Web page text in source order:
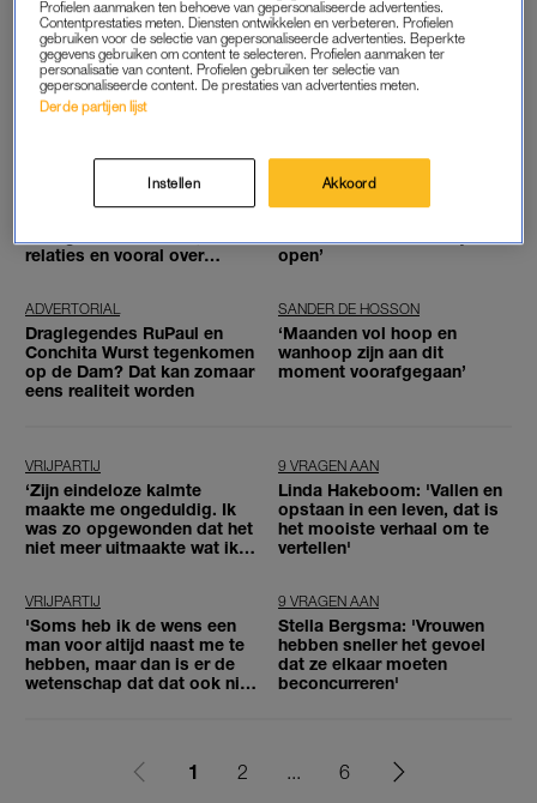
ADVERTORIAL
Amaya zat vast op Madeira
door noodweer: 'We zaten
op de grond tussen
honderden gestrande
reizigers'
SANDER DE HOSSON
‘Op deze ogenschijnlijk
gewone avond danst ze voor
de laatste keer, en het is
fenomenaal’
relaties en vooral over
VRIJPARTIJ
open’
ADVERTORIAL
Draglegendes RuPaul en
Conchita Wurst tegenkomen
op de Dam? Dat kan zomaar
eens realiteit worden
SANDER DE HOSSON
‘Maanden vol hoop en
wanhoop zijn aan dit
moment voorafgegaan’
VRIJPARTIJ
‘Zijn eindeloze kalmte
maakte me ongeduldig. Ik
was zo opgewonden dat het
niet meer uitmaakte wat ik
9 VRAGEN AAN
Linda Hakeboom: 'Vallen en
opstaan in een leven, dat is
het mooiste verhaal om te
vertellen'
VRIJPARTIJ
'Soms heb ik de wens een
man voor altijd naast me te
hebben, maar dan is er de
wetenschap dat dat ook niet
9 VRAGEN AAN
Stella Bergsma: 'Vrouwen
hebben sneller het gevoel
dat ze elkaar moeten
beconcurreren'
1 2 ... 6
Profielen aanmaken ten behoeve van gepersonaliseerde advertenties.
Contentprestaties meten. Diensten ontwikkelen en verbeteren. Profielen
gebruiken voor de selectie van gepersonaliseerde advertenties. Beperkte
gegevens gebruiken om content te selecteren. Profielen aanmaken ter
personalisatie van content. Profielen gebruiken ter selectie van
gepersonaliseerde content. De prestaties van advertenties meten.
Derde partijen lijst
Instellen Akkoord